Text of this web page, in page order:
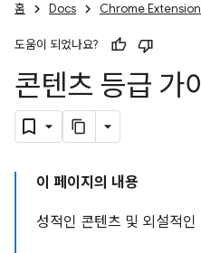
홈 Docs Chrome
도움이 되었나요?
콘텐츠 등급 가
이 페이지의 내용
성적인 콘텐츠 및 외설적인